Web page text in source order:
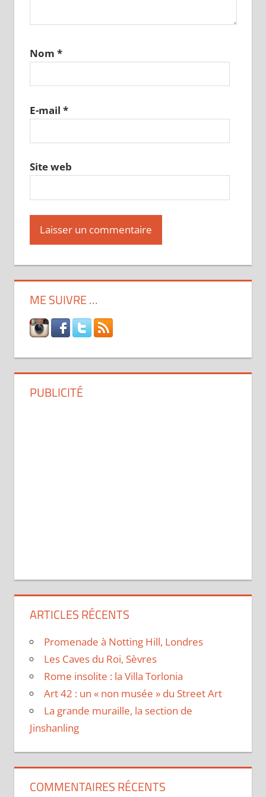
Nom *
E-mail *
Site web
ME SUIVRE …
PUBLICITÉ
ARTICLES RÉCENTS
Promenade à Notting Hill, Londres
Les Caves du Roi, Sèvres
Rome insolite : la Villa Torlonia
Art 42 : un « non musée » du Street Art
La grande muraille, la section de
Jinshanling
COMMENTAIRES RÉCENTS